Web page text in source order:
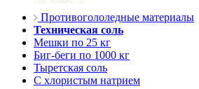
Противогололедные материалы
Техническая соль
Мешки по 25 кг
Биг-беги по 1000 кг
Тыретская соль
С хлористым натрием